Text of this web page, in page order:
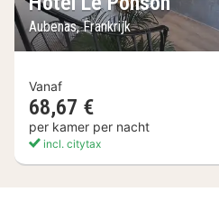
Aubenas, Frankrijk
Vanaf
68,67 €
per kamer per nacht
incl. citytax